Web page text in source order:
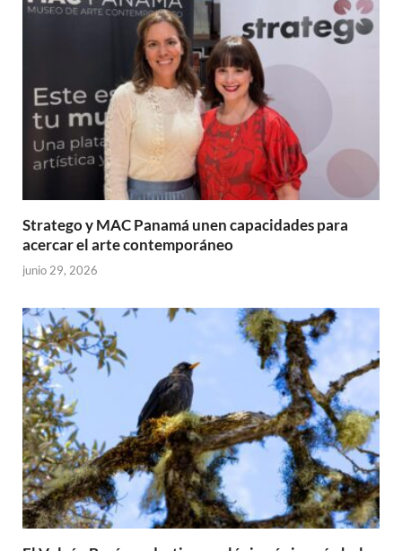
Stratego y MAC Panamá unen capacidades para
acercar el arte contemporáneo
junio 29, 2026